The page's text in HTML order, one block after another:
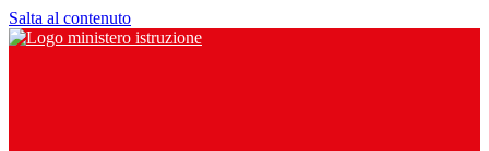
Salta al contenuto